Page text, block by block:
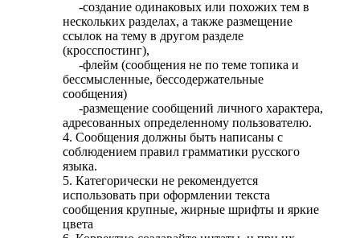
-создание одинаковых или похожих тем в
нескольких разделах, а также размещение
ссылок на тему в другом разделе
(кросспостинг),
-флейм (сообщения не по теме топика и
бессмысленные, бессодержательные
сообщения)
-размещение сообщений личного характера,
адресованных определенному пользователю.
4. Сообщения должны быть написаны с
соблюдением правил грамматики русского
языка.
5. Категорически не рекомендуется
использовать при оформлении текста
сообщения крупные, жирные шрифты и яркие
цвета